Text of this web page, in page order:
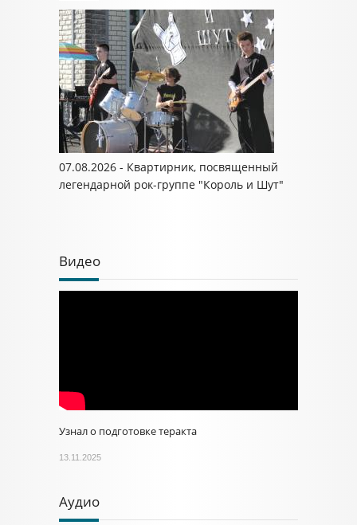
07.08.2026 - Квартирник, посвященный
легендарной рок-группе "Король и Шут"
Видео
Узнал о подготовке теракта
13.11.2025
Аудио